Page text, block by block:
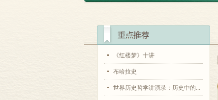
《红楼梦》十讲
布哈拉史
世界历史哲学讲演录：历史中的...